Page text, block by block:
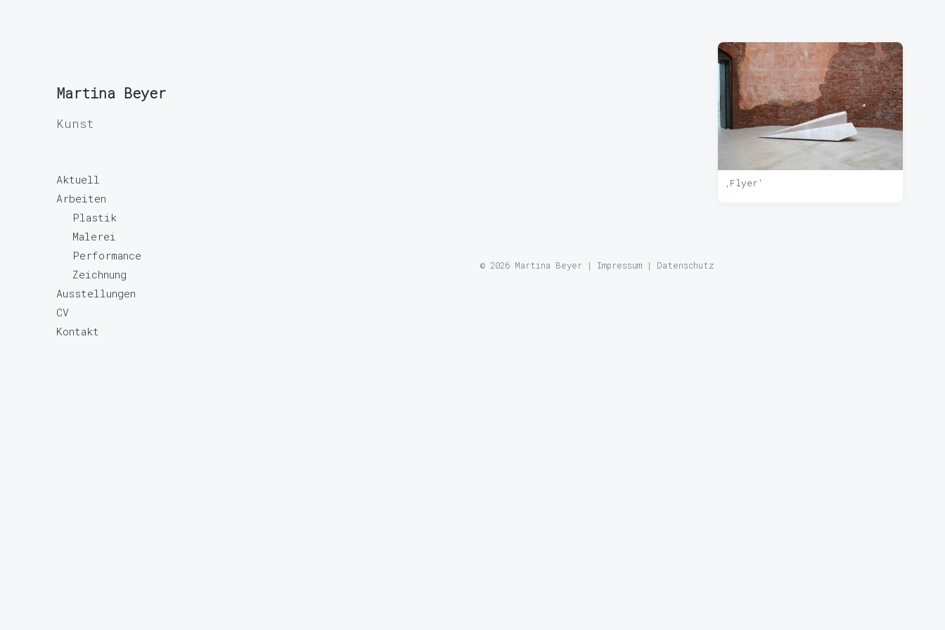
Martina Beyer
Kunst
Aktuell
Arbeiten
Plastik
Malerei
Performance
Zeichnung
Ausstellungen
CV
Kontakt
‚Flyer‘
© 2026 Martina Beyer | Impressum | Datenschutz